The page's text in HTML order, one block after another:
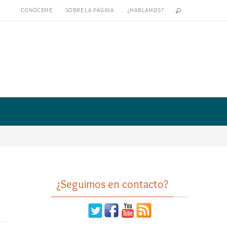
CONÓCEME SOBRE LA PÁGINA ¿HABLAMOS?
¿Seguimos en contacto?